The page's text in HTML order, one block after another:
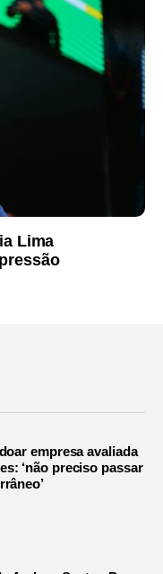
Lima
empresa avaliada
‘não preciso passar